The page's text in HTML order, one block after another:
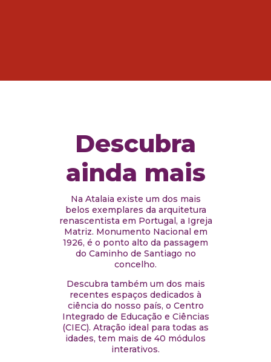
Descubra
ainda mais
Na Atalaia existe um dos mais
belos exemplares da arquitetura
renascentista em Portugal, a Igreja
Matriz. Monumento Nacional em
1926, é o ponto alto da passagem
do Caminho de Santiago no
concelho.
Descubra também um dos mais
recentes espaços dedicados à
ciência do nosso país, o Centro
Integrado de Educação e Ciências
(CIEC). Atração ideal para todas as
idades, tem mais de 40 módulos
interativos.